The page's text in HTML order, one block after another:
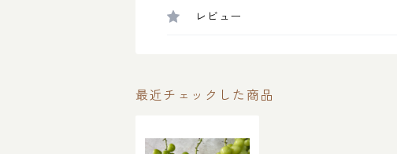
レビュー
最近チェックした商品